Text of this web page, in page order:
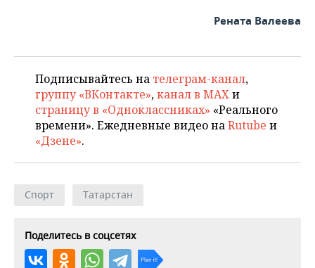
Рената Валеева
Подписывайтесь на телеграм-канал,
группу «ВКонтакте»,канал в MAXи
страницу в «Одноклассниках» «Реального
времени». Ежедневные видео наRutube и
«Дзене».
Спорт Татарстан
Поделитесь в соцсетях